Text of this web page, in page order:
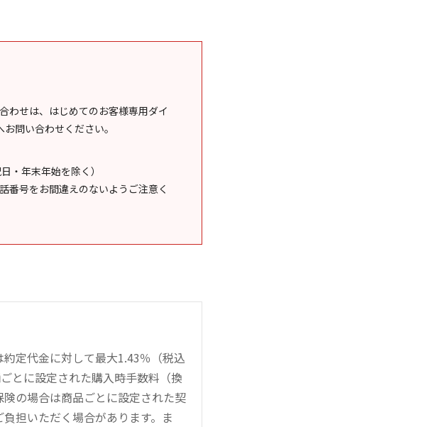
わせは、はじめてのお客様専用ダイ
お問い合わせください。
・年末年始を除く）
番号をお間違えのないようご注意く
定代金に対して最大1.43％（税込
とに設定された購入時手数料（換
の場合は商品ごとに設定された契
担いただく場合があります。ま